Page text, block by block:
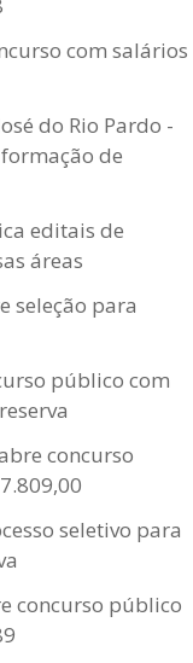
com salários
do Rio Pardo -
de
editais de
áreas
seleção para
público com
concurso
seletivo para
concurso público